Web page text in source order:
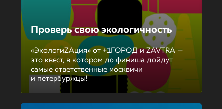
Проверь свою экологичность
«ЭкологиZAция» от +1ГОРОД и ZAVTRA —
это квест, в котором до финиша дойдут
самые ответственные москвичи
и петербуржцы!